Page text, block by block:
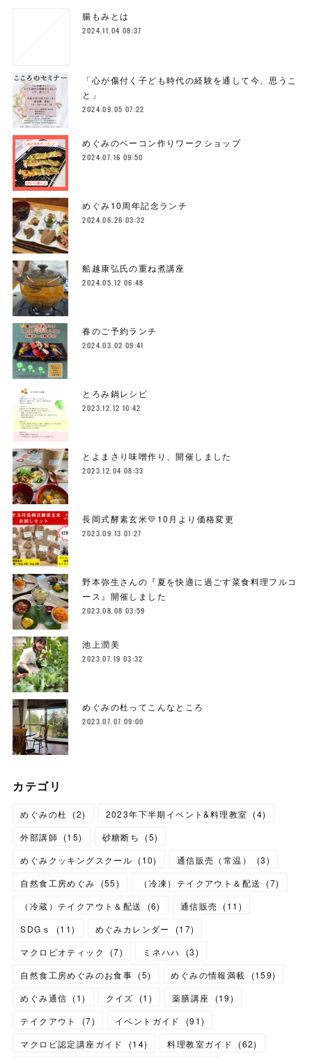
腸もみとは
2024.11.04 08:37
「心が傷付く子ども時代の経験を通して今、思うこ
と」
2024.09.05 07:22
めぐみのベーコン作りワークショップ
2024.07.16 09:50
めぐみ10周年記念ランチ
2024.06.26 03:32
船越康弘氏の重ね煮講座
2024.05.12 06:48
春のご予約ランチ
2024.03.02 09:41
とろみ鍋レシピ
2023.12.12 10:42
とよまさり味噌作り、開催しました
2023.12.04 08:33
長岡式酵素玄米💛10月より価格変更
2023.09.13 01:27
野本弥生さんの『夏を快適に過ごす菜食料理フルコ
ース』開催しました
2023.08.08 03:59
池上潤美
2023.07.19 03:32
めぐみの杜ってこんなところ
2023.07.07 09:00
カテゴリ
めぐみの杜 (2) 2023年下半期イベント&料理教室 (4)
外部講師 (15) 砂糖断ち (5)
めぐみクッキングスクール (10) 通信販売（常温） (3)
自然食工房めぐみ
(55) （冷凍）テイクアウト＆配送 (7)
（冷蔵）テイクアウト＆配送
(6) 通信販売 (11 )
SDGｓ
(11) めぐみカレンダー (17)
マクロビオティック
(7) ミネハハ (3)
自然食工房めぐみのお食事 (5) めぐみの情報満載 (159)
めぐみ通信 (1) クイズ (1 ) 薬膳講座 (19)
テイクアウト
(7) イベントガイド (91)
マクロビ認定講座ガイド
(14) 料理教室ガイド (62)